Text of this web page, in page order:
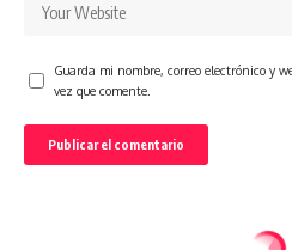
Guarda mi nombre, correo electrónico y
vez que comente.